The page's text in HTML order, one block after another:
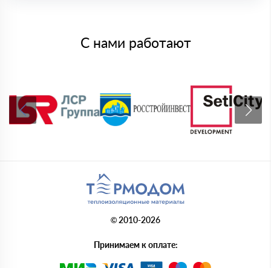
С нами работают
© 2010-2026
Принимаем к оплате: